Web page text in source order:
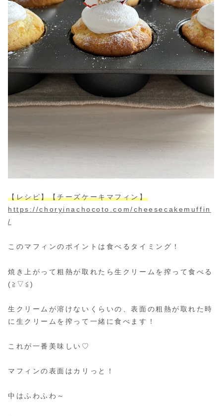
【レシピ】【チーズケーキマフィン】
https://choryinachocoto.com/cheesecakemuffin
/
このマフィンのポイントは食べるタイミング！
焼き上がって粗熱が取れたら生クリームを搾って食べる
(≧▽≦)
生クリームが溶けないくらいの、表面の粗熱が取れた時
に生クリームを搾って一緒に食べます！
これが一番美味しい♡
マフィンの表面はカリっと！
中はふわふわ～